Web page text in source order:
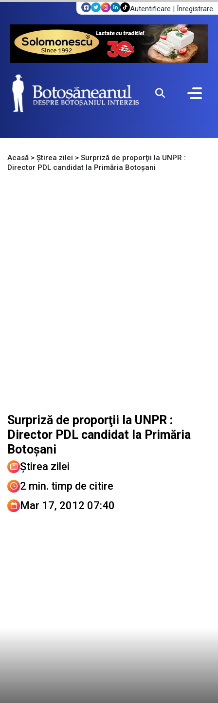
Autentificare | Înregistrare
Acasă > Știrea zilei > Surpriză de proporţii la UNPR :
Director PDL candidat la Primăria Botoşani
Surpriză de proporţii la UNPR :
Director PDL candidat la Primăria
Botoşani
Știrea zilei
2 min. timp de citire
Mar 17, 2012 07:40